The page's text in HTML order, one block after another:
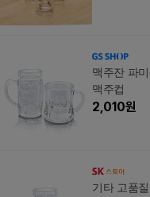
맥주잔 파
맥주컵
2,010원
기타 고품